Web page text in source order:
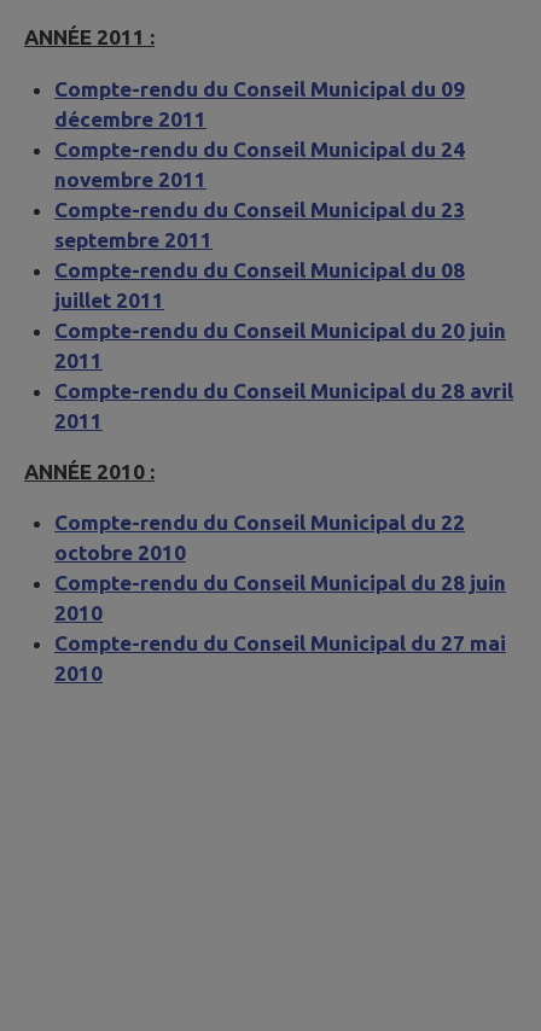
ANNÉE 2011 :
Compte-rendu du Conseil Municipal du 09
décembre 2011
Compte-rendu du Conseil Municipal du 24
novembre 2011
Compte-rendu du Conseil Municipal du 23
septembre 2011
Compte-rendu du Conseil Municipal du 08
juillet 2011
Compte-rendu du Conseil Municipal du 20 juin
2011
Compte-rendu du Conseil Municipal du 28 avril
2011
ANNÉE 2010 :
Compte-rendu du Conseil Municipal du 22
octobre 2010
Compte-rendu du Conseil Municipal du 28 juin
2010
Compte-rendu du Conseil Municipal du 27 mai
2010